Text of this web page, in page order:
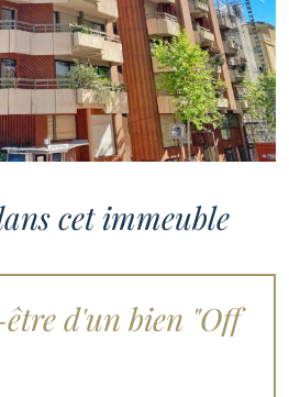
cet immeuble
d'un bien "Off